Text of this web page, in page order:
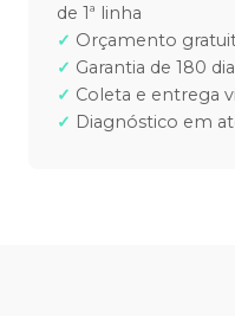
de 1ª linha
Orçamento
Garantia de 180
Coleta e entrega
Diagnóstico em